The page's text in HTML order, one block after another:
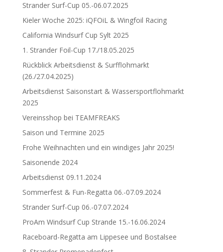
Strander Surf-Cup 05.-06.07.2025
Kieler Woche 2025: iQFOiL & Wingfoil Racing
California Windsurf Cup Sylt 2025
1. Strander Foil-Cup 17./18.05.2025
Rückblick Arbeitsdienst & Surfflohmarkt
(26./27.04.2025)
Arbeitsdienst Saisonstart & Wassersportflohmarkt
2025
Vereinsshop bei TEAMFREAKS
Saison und Termine 2025
Frohe Weihnachten und ein windiges Jahr 2025!
Saisonende 2024
Arbeitsdienst 09.11.2024
Sommerfest & Fun-Regatta 06.-07.09.2024
Strander Surf-Cup 06.-07.07.2024
ProAm Windsurf Cup Strande 15.-16.06.2024
Raceboard-Regatta am Lippesee und Bostalsee